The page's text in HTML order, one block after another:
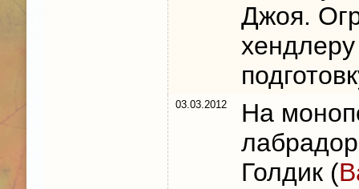
Джоя.
03.03.2012
На
Голдик (